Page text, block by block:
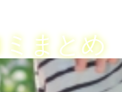
まとめ